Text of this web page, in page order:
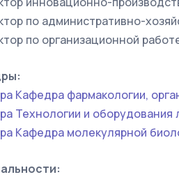
по административно-
по организационной
Кафедра фармакологии,
Технологии и оборудования
Кафедра молекулярной